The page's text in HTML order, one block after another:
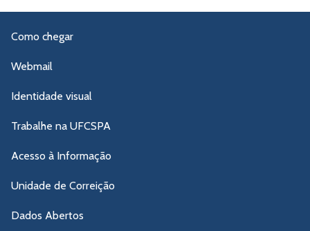
Como chegar
Webmail
Identidade visual
Trabalhe na UFCSPA
Acesso à Informação
Unidade de Correição
Dados Abertos